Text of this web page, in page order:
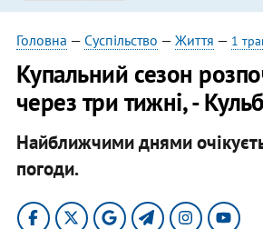
Головна — Суспільство — Життя — 1
Купальний сезон
через три тижні, -
Найближчими днями
погоди.